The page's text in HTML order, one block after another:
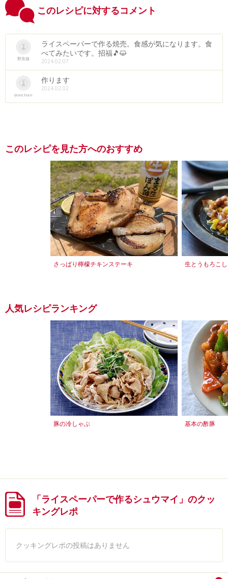
このレシピに対するコメント
野良猫
ライスペーパーで作る焼売。食感が気になります。食
べてみたいです。招福🎵😺
2024.02.07
donchan
作ります
2024.02.02
このレシピを見た方へのおすすめ
さっぱり檸檬チキンステーキ 生とうもろこ
人気レシピランキング
豚の冷しゃぶ 基本の酢豚
「ライスペーパーで作るシュウマイ」のクッ
キングレポ
クッキングレポの投稿はありません